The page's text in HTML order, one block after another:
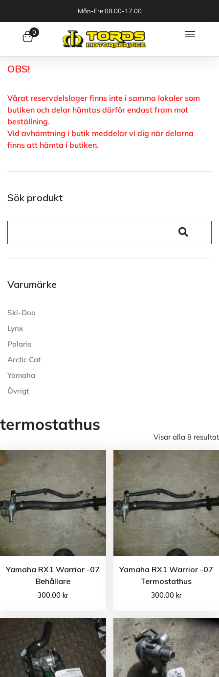
Mån-Fre 08.00-17.00
0
OBS!
Vårat reservdelslager finns inte i samma lokaler som
butiken och delar hämtas därför endast fram mot
beställning.
Vid avhämtning i butik meddelar vi dig när delarna
finns att hämta i butiken.
Sök produkt
Varumärke
Ski-Doo
Lynx
Polaris
Arctic Cat
Yamaha
Övrigt
termostathus
Visar alla 8 resultat
Yamaha RX1 Warrior -07
Behållare
300.00kr
Yamaha RX1 Warrior -07
Termostathus
300.00 kr